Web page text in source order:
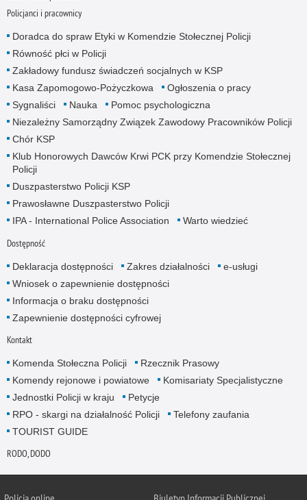
Policjanci i pracownicy
Doradca do spraw Etyki w Komendzie Stołecznej Policji
Równość płci w Policji
Zakładowy fundusz świadczeń socjalnych w KSP
Kasa Zapomogowo-Pożyczkowa
Ogłoszenia o pracy
Sygnaliści
Nauka
Pomoc psychologiczna
Niezależny Samorządny Związek Zawodowy Pracowników Policji
Chór KSP
Klub Honorowych Dawców Krwi PCK przy Komendzie Stołecznej
Policji
Duszpasterstwo Policji KSP
Prawosławne Duszpasterstwo Policji
IPA - International Police Association
Warto wiedzieć
Dostępność
Deklaracja dostępności Zakres działalności
e-usługi
Wniosek o zapewnienie dostępności
Informacja o braku dostępności
Zapewnienie dostępności cyfrowej
Kontakt
Komenda Stołeczna Policji
Rzecznik Prasowy
Komendy rejonowe i powiatowe
Komisariaty Specjalistyczne
Jednostki Policji w kraju
Petycje
RPO - skargi na działalność Policji
Telefony zaufania
TOURIST GUIDE
RODO, DODO